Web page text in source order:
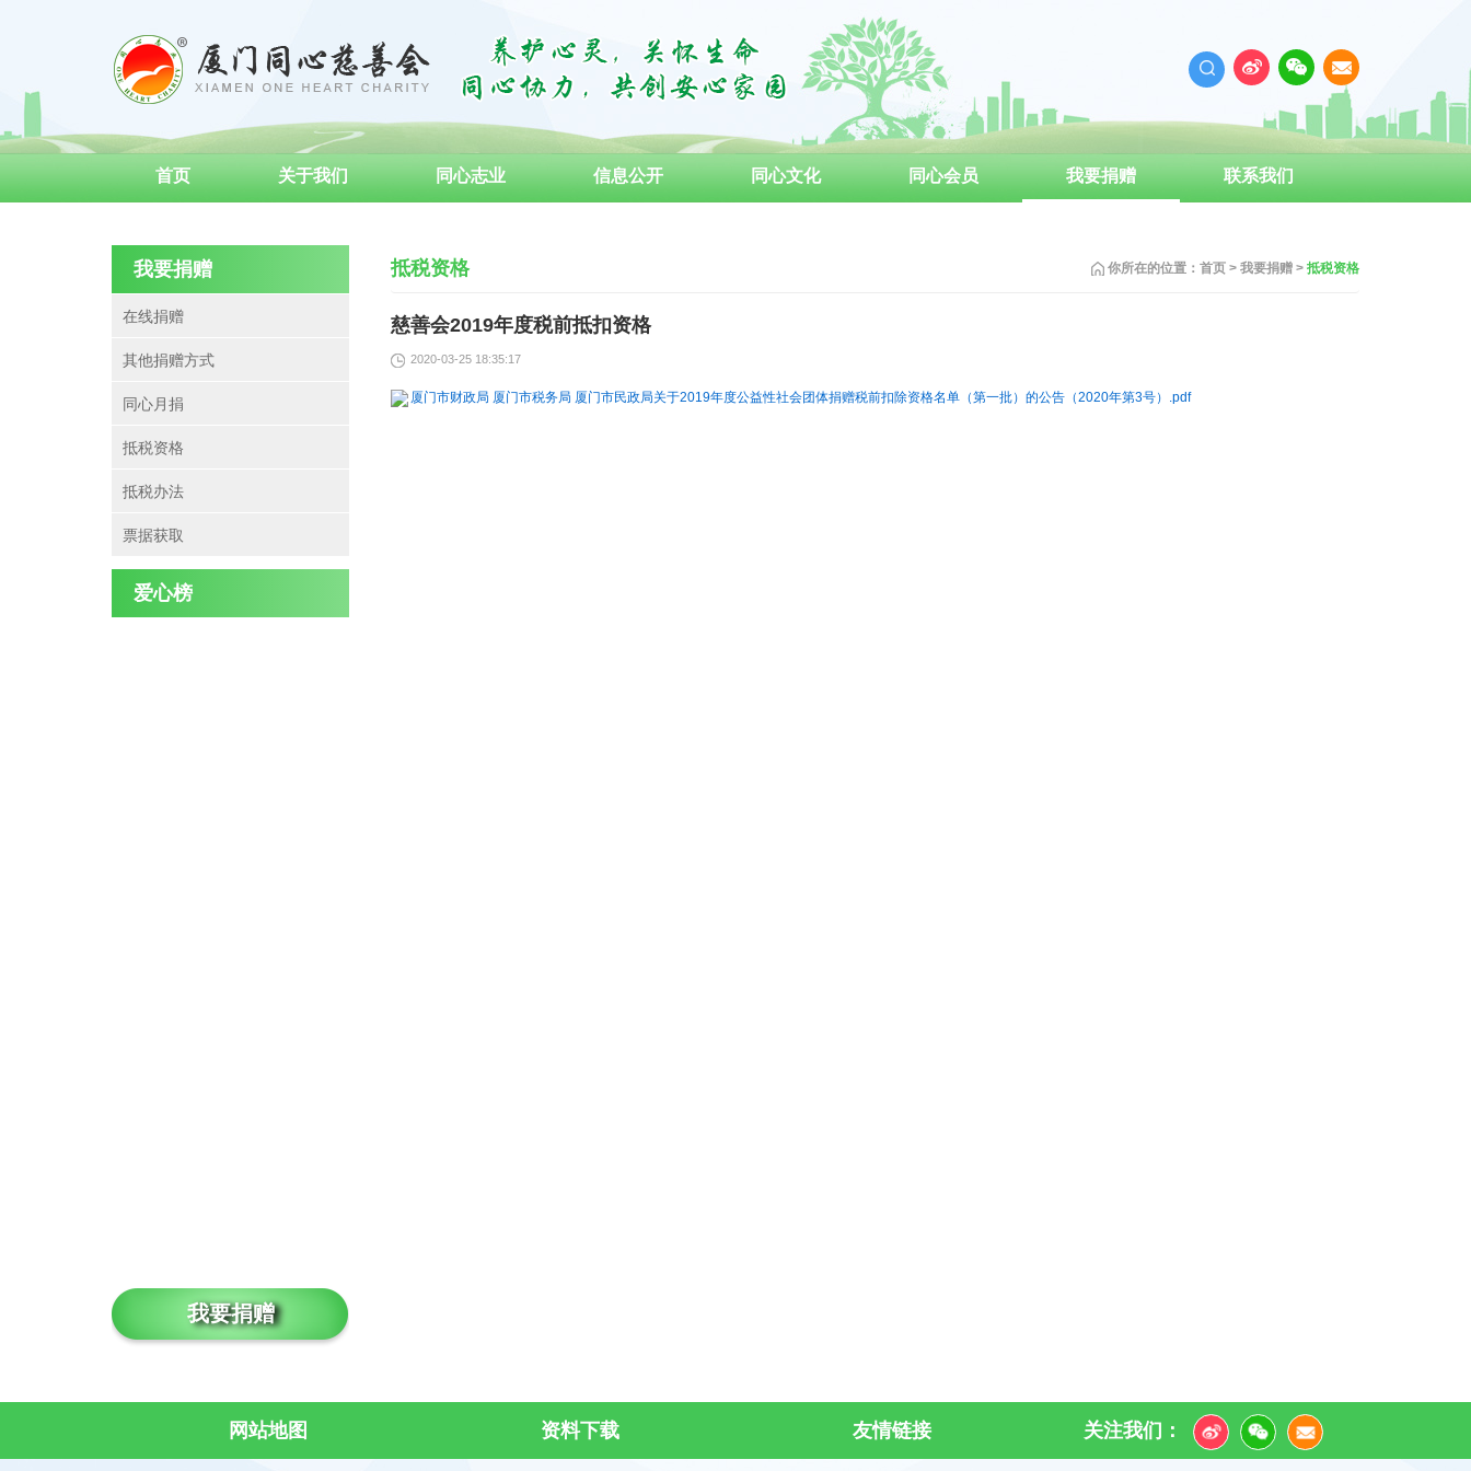
首页 关于我们 同心志业 信息公开 同心文化 同心会员 我要捐赠 联系我们
抵税资格 你所在的位置： 首页 > 我要捐赠 > 抵税资格
慈善会2019年度税前抵扣资格
2020-03-25 18:35:17
厦门市财政局 厦门市税务局 厦门市民政局关于2019年度公益性社会团体捐赠税前扣除资格名单（第一批）的公告（2020年第3号）.pdf
我要捐赠
在线捐赠
其他捐赠方式
同心月捐
抵税资格
抵税办法
票据获取
爱心榜
我要捐赠
网站地图 资料下载 友情链接 关注我们：